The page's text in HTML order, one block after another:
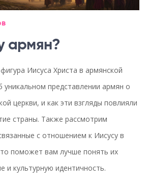
армян?
Иисуса Христа в армянской
уникальном представлении армян о
церкви, и как эти взгляды повлияли
страны. Также рассмотрим
с отношением к Иисусу в
поможет вам лучше понять их
и культурную идентичность.